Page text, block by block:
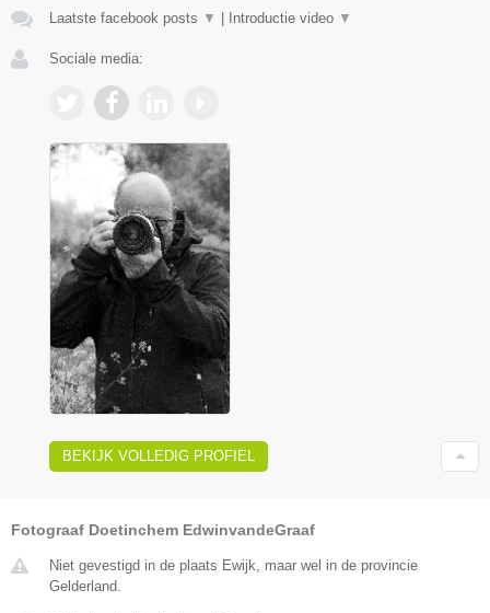
Laatste facebook posts ▼ Introductie video ▼
Sociale media:
BEKIJK VOLLEDIG PROFIEL
Fotograaf Doetinchem EdwinvandeGraaf
Niet gevestigd in de plaats Ewijk, maar wel in de provincie
Gelderland.